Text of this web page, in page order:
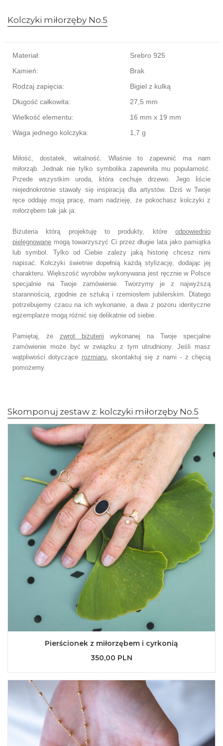
Kolczyki miłorzęby No.5
Materiał:
Srebro 925
Kamień:
Brak
Rodzaj zapięcia:
Bigiel z kulką
Długość całkowita:
27,5 mm
Wielkość elementu:
16 mm x 19 mm
Waga jednego kolczyka:
1,7 g
Miłość, dostatek, witalność. Właśnie to zapewnić ma nam
miłorząb.Jednak nie tylko symbolika zapewniła mu popularność.
Przede wszystkim uroda, która cechuje drzewo.Jego liście
niejednokrotnie stawały się inspiracją dla artystów.
Dziś w Twoje
ręce oddaję moją pracę, mam nadzieję, że pokochasz kolczyki z
miłorzębem tak jak ja.
Biżuteria którą projektuję to produkty, które odpowiednio
pielęgnowane mogą towarzyszyć Ci przez długie lata jako pamiątka
lub symbol. Tylko od Ciebie zależy jaką historię chcesz nimi
napisać.
Kolczyki świetnie dopełnią każdą stylizację, dodając jej
charakteru. Większość wyrobów wykonywana jest ręcznie w Polsce
specjalnie na Twoje zamówienie. Tworzymy je z najwyższą
starannością, zgodnie ze sztuką i rzemiosłem jubilerskim. Dlatego
potrzebujemy czasu na ich wykonanie, a dwa z pozoru identyczne
egzemplarze mogą różnić się delikatnie od siebie.
Pamiętaj, że zwrot biżuterii wykonanej na Twoje specjalne
zamówienie może być w związku z tym utrudniony. Jeśli masz
wątpliwości dotyczące rozmiaru,skontaktuj się z nami - z chęcią
pomożemy.
Skomponuj zestaw z: kolczyki miłorzęby No.5
Pierścionek z miłorzębem i cyrkonią
350,00 PLN